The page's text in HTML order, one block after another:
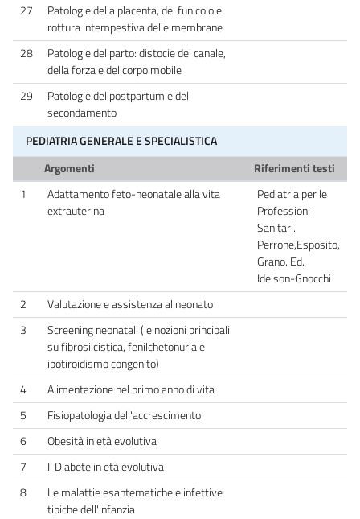
27
Patologie della placenta, del funicolo e
rottura intempestiva delle membrane
28
Patologie del parto: distocie del canale,
della forza e del corpo mobile
29
Patologie del postpartum e del
secondamento
PEDIATRIA GENERALE E SPECIALISTICA
Argomenti
Riferimenti testi
1
Adattamento feto-neonatale alla vita
extrauterina
Pediatria per le
Professioni
Sanitari.
Perrone,Esposito,
Grano. Ed.
Idelson-Gnocchi
2
Valutazione e assistenza al neonato
3
Screening neonatali ( e nozioni principali
su fibrosi cistica, fenilchetonuria e
ipotiroidismo congenito)
4
Alimentazione nel primo anno di vita
5
Fisiopatologia dell'accrescimento
6
Obesità in età evolutiva
7
Il Diabete in età evolutiva
8
Le malattie esantematiche e infettive
tipiche dell'infanzia